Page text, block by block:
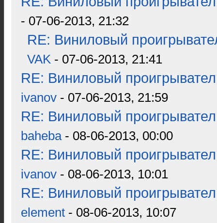
- 07-06-2013, 21:32
RE: Виниловый
VAK - 07-06-2013, 21:41
RE: Виниловый
ivanov - 07-06-2013, 21:59
RE: Виниловый
baheba- 08-06-2013, 00:00
RE: Виниловый
ivanov - 08-06-2013, 10:01
RE: Виниловый
element - 08-06-2013, 10:07